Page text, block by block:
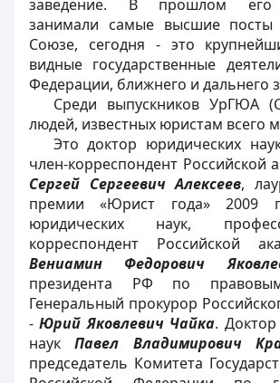
заведение. В прошлом его
занимали самые высшие посты
Союзе, сегодня - это
видные государственные
Федерации, ближнего и дальнего
Среди выпускников УрГЮА
людей, известных юристам всего
Это доктор юридических
член-корреспондент Российской
Сергей Сергеевич Алексеев,
премии «Юрист года» 2009
юридических наук,
корреспондент Российской
Вениамин Федорович
президента РФ по
Генеральный прокурор
-Юрий Яковлевич Чайка.
наукПавел Владимирович
председатель Комитета